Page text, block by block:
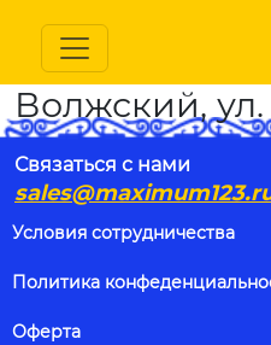
Волжский,
Связаться с нами
Условия сотрудничества
Политика
Оферта